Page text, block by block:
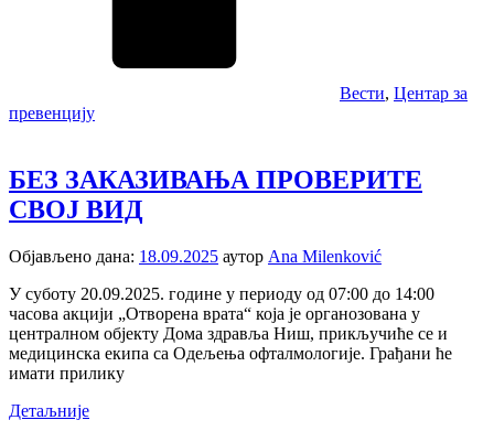
Вести, Центар за
превенцију
БЕЗ ЗАКАЗИВАЊА ПРОВЕРИТЕ
СВОЈ ВИД
Објављено дана: 18.09.2025 аутор Ana Milenković
У суботу 20.09.2025. године у периоду од 07:00 до 14:00
часова акцији „Отворена врата“ која је органозована у
централном објекту Дома здравља Ниш, прикључиће се и
медицинска екипа са Одељења офталмологије. Грађани ће
имати прилику
Детаљније